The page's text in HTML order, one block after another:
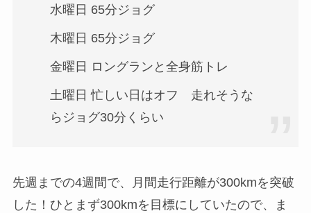
水曜日 65分ジョグ
木曜日 65分ジョグ
金曜日 ロングランと全身筋トレ
土曜日 忙しい日はオフ 走れそうな
らジョグ30分くらい
先週までの4週間で、月間走行距離が300kmを突破
した！ひとまず300kmを目標にしていたので、ま